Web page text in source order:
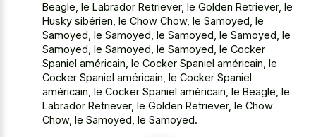
Beagle, le Labrador Retriever, le Golden Retriever, le
Husky sibérien, le Chow Chow, le Samoyed, le
Samoyed, le Samoyed, le Samoyed, le Samoyed, le
Samoyed, le Samoyed, le Samoyed, le Cocker
Spaniel américain, le Cocker Spaniel américain, le
Cocker Spaniel américain, le Cocker Spaniel
américain, le Cocker Spaniel américain, le Beagle, le
Labrador Retriever, le Golden Retriever, le Chow
Chow, le Samoyed, le Samoyed.